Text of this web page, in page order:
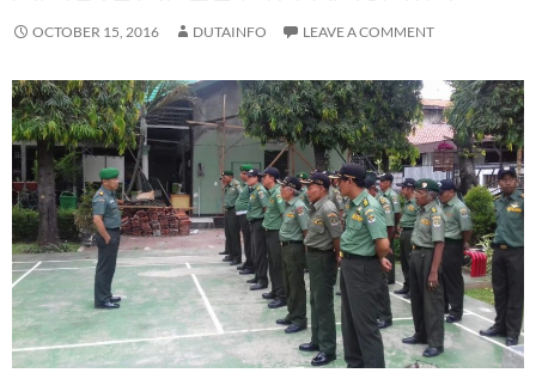
OCTOBER 15, 2016 DUTAINFO LEAVE A COMMENT